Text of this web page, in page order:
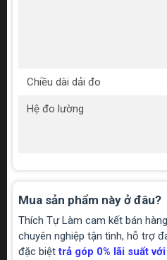
Chiều dài dải đo
Hệ đo lường
Mua sản phẩm này ở đâu?
Thích Tự Làm cam kết bán
chuyên nghiệp tận tình, hỗ trợ
đặc biệttrả góp 0% lãi suất